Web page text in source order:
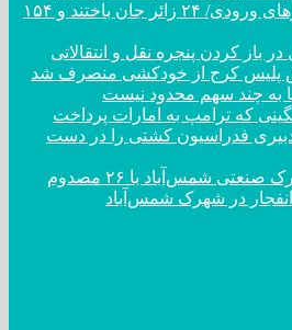
مهران در صدر مسیر‌های ورودی/ ۲۴ زائر جان باختند و ۱۵۴
باز کردن پنجره نقل و انتقالاتی
به چند سهم محدود نیست
که ترامپ به امارات پرداخت
فدراسیون کشتی را در دست